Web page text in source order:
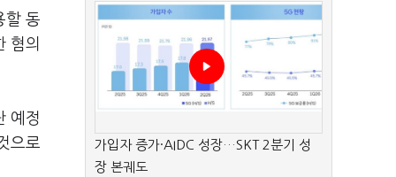
할 동
혐의
예정
으로
가입자 증가·AIDC 성장…SKT 2분기 성
장 본궤도